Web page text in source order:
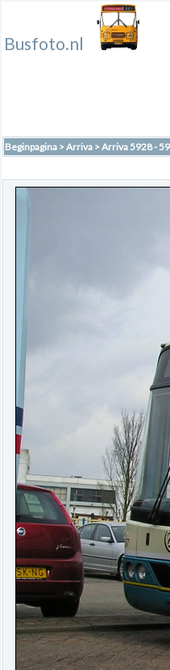
Busfoto.nl
Beginpagina >Arriva >Arriva 5928 -